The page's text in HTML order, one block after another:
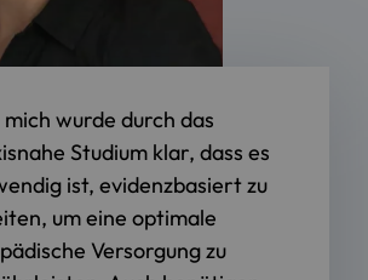
wurde durch das
Studium klar, dass es
ist, evidenzbasiert zu
um eine optimale
Versorgung zu